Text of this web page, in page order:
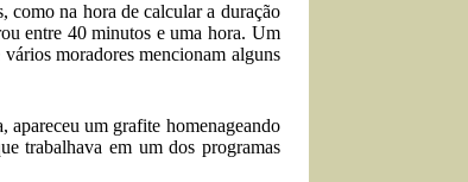
como na hora de calcular a duração
entre 40 minutos e uma hora. Um
moradores mencionam alguns
apareceu um grafite homenageando
trabalhava em um dos programas